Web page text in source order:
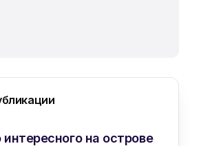
интересного на острове